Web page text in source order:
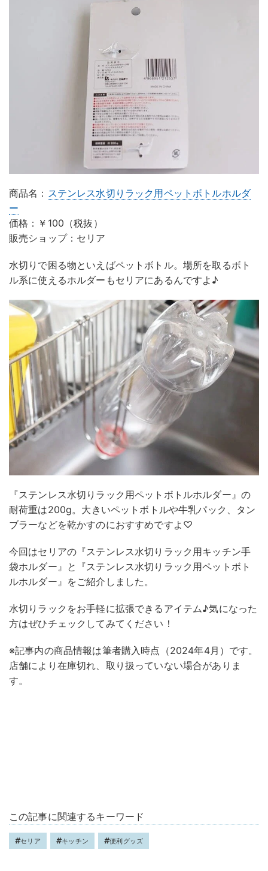
商品名： ステンレス水切りラック用ペットボトルホルダ
ー
価格：￥100（税抜）
販売ショップ：セリア
水切りで困る物といえばペットボトル。場所を取るボト
ル系に使えるホルダーもセリアにあるんですよ♪
『ステンレス水切りラック用ペットボトルホルダー』の
耐荷重は200g。大きいペットボトルや牛乳パック、タン
ブラーなどを乾かすのにおすすめですよ♡
今回はセリアの『ステンレス水切りラック用キッチン手
袋ホルダー』と『ステンレス水切りラック用ペットボト
ルホルダー』をご紹介しました。
水切りラックをお手軽に拡張できるアイテム♪気になった
方はぜひチェックしてみてください！
※記事内の商品情報は筆者購入時点（2024年4月）です。
店舗により在庫切れ、取り扱っていない場合がありま
す。
この記事に関連するキーワード
セリア キッチン 便利グッズ